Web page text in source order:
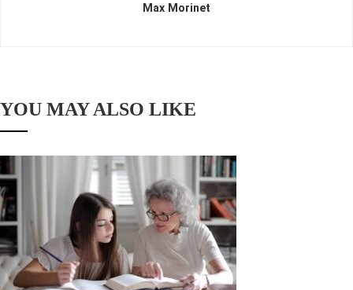
Max Morinet
YOU MAY ALSO LIKE